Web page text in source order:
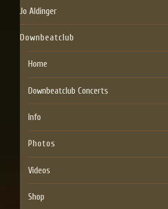
Jo Aldinger
Downbeatclub
Home
Downbeatclub Concerts
Info
Photos
Videos
Shop